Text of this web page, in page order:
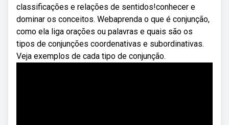
classificações e relações de sentidos!conhecer e
dominar os conceitos. Webaprenda o que é conjunção,
como ela liga orações ou palavras e quais são os
tipos de conjunções coordenativas e subordinativas.
Veja exemplos de cada tipo de conjunção.